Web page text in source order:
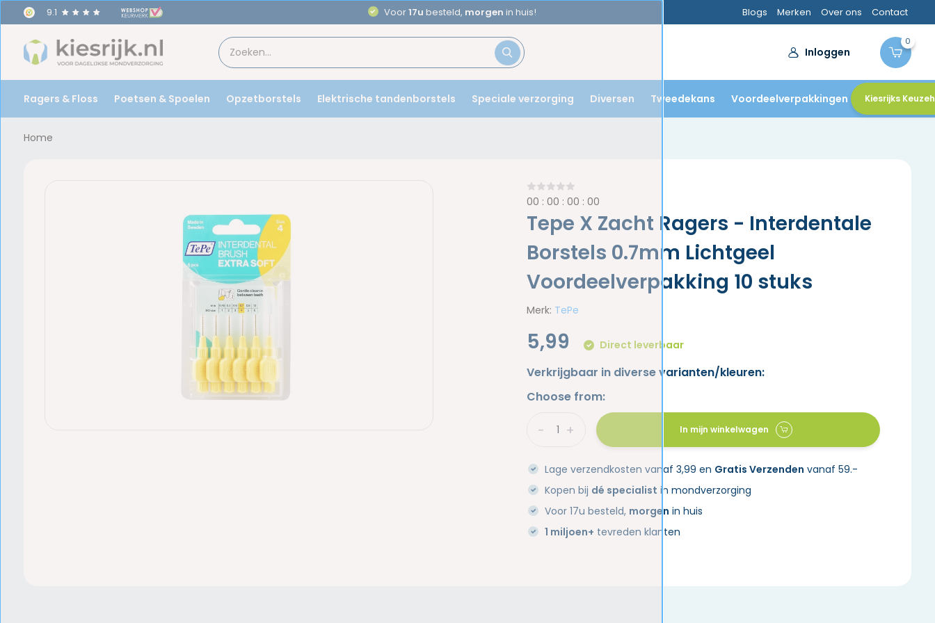
9.1 Voor17u besteld, morgen in huis! Blogs Merken Over ons Contact
Inloggen
0
Ragers & Floss Poetsen & Spoelen Opzetborstels Elektrische tandenborstels Speciale verzorging Diversen Tweedekans Voordeelverpakkingen Kiesrijks
Home
00 :00 :00 :00
Tepe X Zacht Ragers - Interdentale
Borstels 0.7mm Lichtgeel
Voordeelverpakking 10 stuks
Merk: TePe
5,99 Direct leverbaar
Verkrijgbaar in diverse varianten/kleuren:
Choose from:
+
- In mijn winkelwagen
Lage verzendkosten vanaf 3,99 en Gratis Verzenden vanaf 59.-
Kopen bij dé specialist in mondverzorging
Voor 17u besteld, morgen in huis
1 miljoen+ tevreden klanten